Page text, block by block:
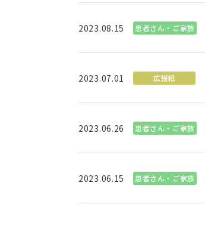
2023.08.15 患者さん・ご家族
2023.07.01 広報紙
2023.06.26 患者さん・ご家族
2023.06.15 患者さん・ご家族